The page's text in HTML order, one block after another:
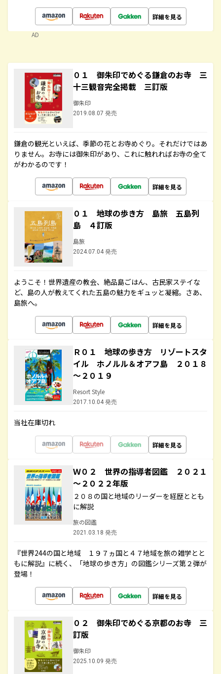
詳細を見る
AD
０１ 御朱印でめぐる鎌倉のお寺 三
十三観音完全掲載 三訂版
御朱印
2019.08.07 発売
鎌倉の観光といえば、季節の花とお寺めぐり。それだけではあ
りません。お寺には御朱印があり、これに触れればお寺の全て
がわかるのです！
詳細を見る
０１ 地球の歩き方 島旅 五島列
島 ４訂版
島旅
2024.07.04 発売
ようこそ！世界遺産の教会、絶品島ごはん、古民家ステイな
ど、島の人が教えてくれた五島の魅力をギュッと凝縮。さあ、
島旅へ。
詳細を見る
Ｒ０１ 地球の歩き方 リゾートスタ
イル ホノルル＆オアフ島 ２０１８
～２０１９
Resort Style
2017.10.04 発売
当社在庫切れ
詳細を見る
Ｗ０２ 世界の指導者図鑑 ２０２１
～２０２２年版
２０８の国と地域のリーダーを経歴ととも
に解説
旅の図鑑
2021.03.18 発売
『世界244の国と地域 １９７ヵ国と４７地域を旅の雑学とと
もに解説』に続く、「地球の歩き方」の図鑑シリーズ第２弾が
登場！
詳細を見る
０２ 御朱印でめぐる京都のお寺 三
訂版
御朱印
2025.10.09 発売